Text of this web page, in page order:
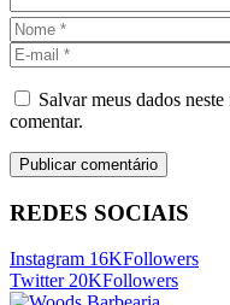
Salvar meus dados
comentar.
REDES SOCIAIS
Instagram 16KFollowers
Twitter 20KFollowers